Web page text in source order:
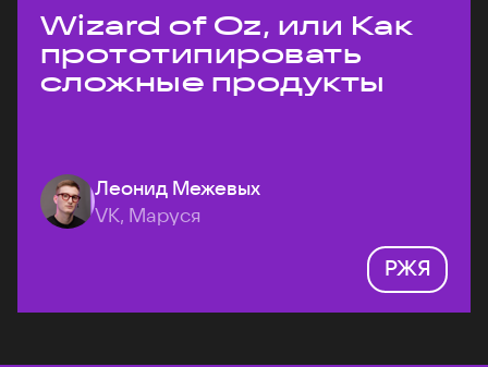
Wizard of Oz, или Как
прототипировать
сложные продукты
Леонид Межевых
VK, Маруся
РЖЯ